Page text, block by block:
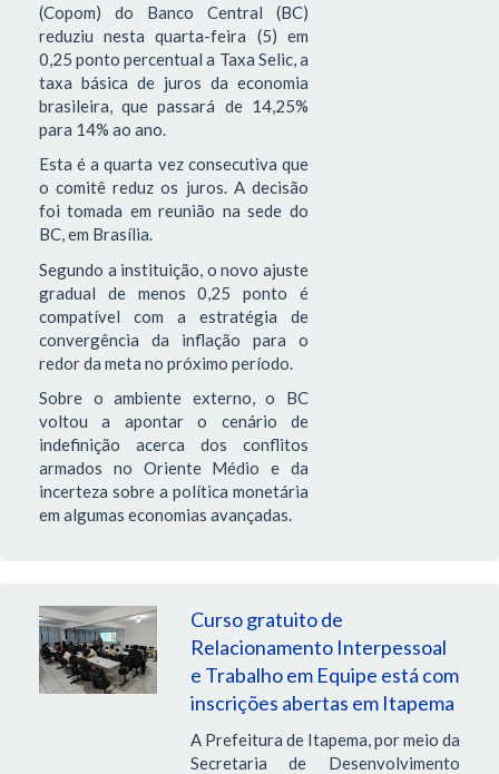
(Copom) do Banco Central (BC)
reduziu nesta quarta-feira (5) em
0,25 ponto percentual a Taxa Selic, a
taxa básica de juros da economia
brasileira, que passará de 14,25%
para 14% ao ano.
Esta é a quarta vez consecutiva que
o comitê reduz os juros. A decisão
foi tomada em reunião na sede do
BC, em Brasília.
Segundo a instituição, o novo ajuste
gradual de menos 0,25 ponto é
compatível com a estratégia de
convergência da inflação para o
redor da meta no próximo período.
Sobre o ambiente externo, o BC
voltou a apontar o cenário de
indefinição acerca dos conflitos
armados no Oriente Médio e da
incerteza sobre a política monetária
em algumas economias avançadas.
Curso gratuito de
Relacionamento Interpessoal
e Trabalho em Equipe está com
inscrições abertas em Itapema
A Prefeitura de Itapema, por meio da
Secretaria de Desenvolvimento